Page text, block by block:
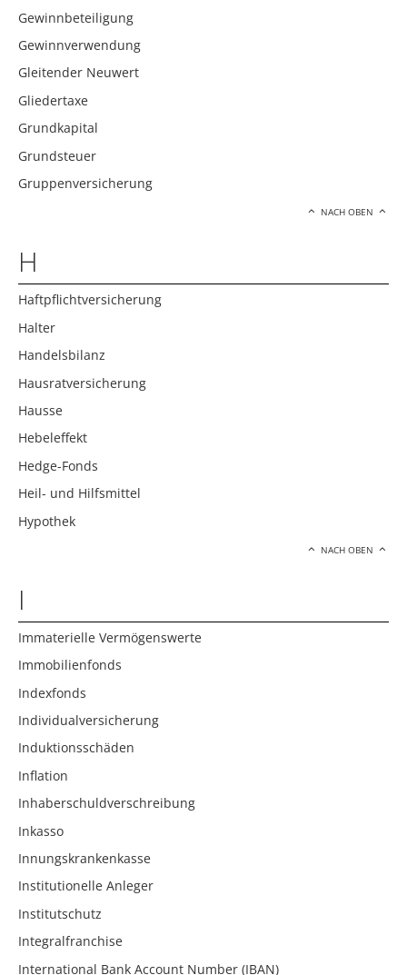
Gewinnbeteiligung
Gewinnverwendung
Gleitender Neuwert
Gliedertaxe
Grundkapital
Grundsteuer
Gruppenversicherung
NACH OBEN
H
Haftpflichtversicherung
Halter
Handelsbilanz
Hausratversicherung
Hausse
Hebeleffekt
Hedge-Fonds
Heil- und Hilfsmittel
Hypothek
NACH OBEN
I
Immaterielle Vermögenswerte
Immobilienfonds
Indexfonds
Individualversicherung
Induktionsschäden
Inflation
Inhaberschuldverschreibung
Inkasso
Innungskrankenkasse
Institutionelle Anleger
Institutschutz
Integralfranchise
International Bank Account Number (IBAN)